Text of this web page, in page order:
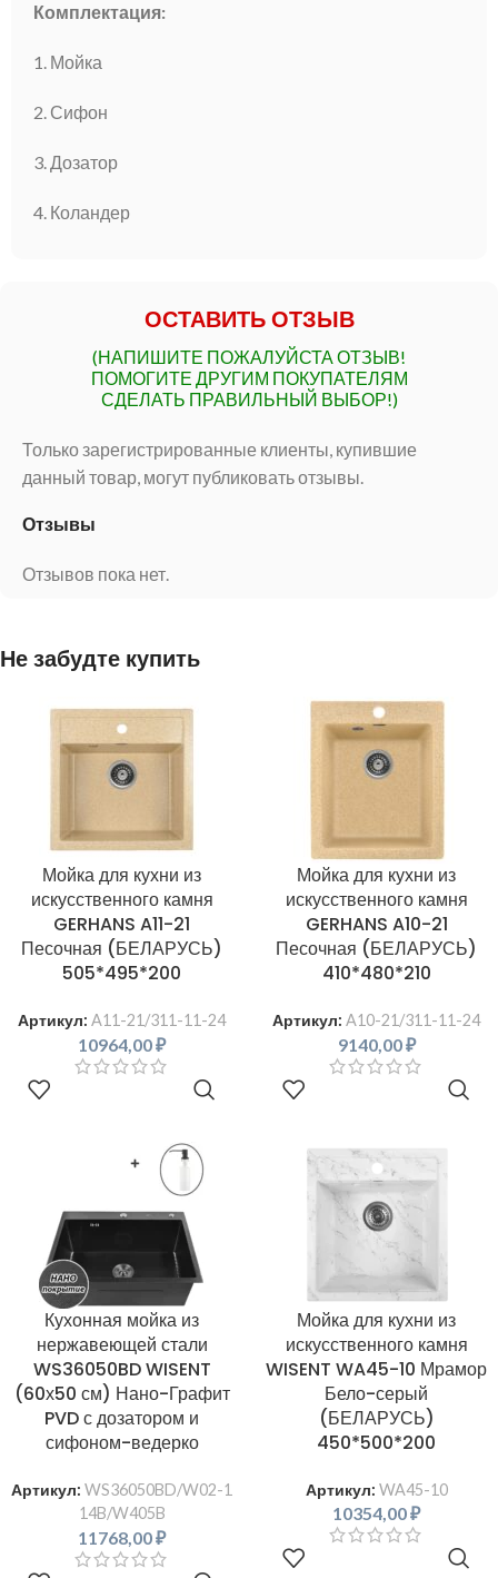
Комплектация:
1. Мойка
2. Сифон
3. Дозатор
4. Коландер
ОСТАВИТЬ ОТЗЫВ
(НАПИШИТЕ ПОЖАЛУЙСТА ОТЗЫВ!
ПОМОГИТЕ ДРУГИМ ПОКУПАТЕЛЯМ
СДЕЛАТЬ ПРАВИЛЬНЫЙ ВЫБОР!)
Отзывы
Отзывов пока нет.
Только зарегистрированные клиенты, купившие
данный товар, могут публиковать отзывы.
Не забудте купить
Мойка для кухни из
искусственного камня
GERHANS A11-21
Песочная (БЕЛАРУСЬ)
505*495*200
Артикул: A11-21/311-11-24
10964,00₽
Мойка для кухни из
искусственного камня
GERHANS A10-21
Песочная (БЕЛАРУСЬ)
410*480*210
Артикул: A10-21/311-11-24
9140,00₽
Кухонная мойка из
нержавеющей стали
WS36050BD WISENT
(60х50 см) Нано-Графит
PVD с дозатором и
сифоном-ведерко
Артикул: WS36050BD/W02-1
14B/W405B
11768,00₽
Мойка для кухни из
искусственного камня
WISENT WA45-10 Мрамор
Бело-серый
(БЕЛАРУСЬ)
450*500*200
Артикул: WA45-10
10354,00₽